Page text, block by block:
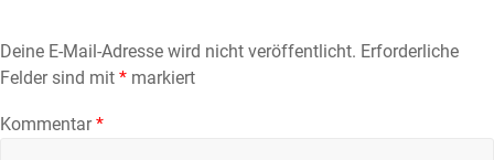
Deine E-Mail-Adresse wird nicht veröffentlicht. Erforderliche
Felder sind mit * markiert
Kommentar*